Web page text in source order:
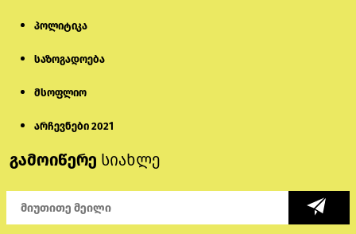
პოლიტიკა
საზოგადოება
მსოფლიო
არჩევნები 2021
გამოიწერე სიახლე